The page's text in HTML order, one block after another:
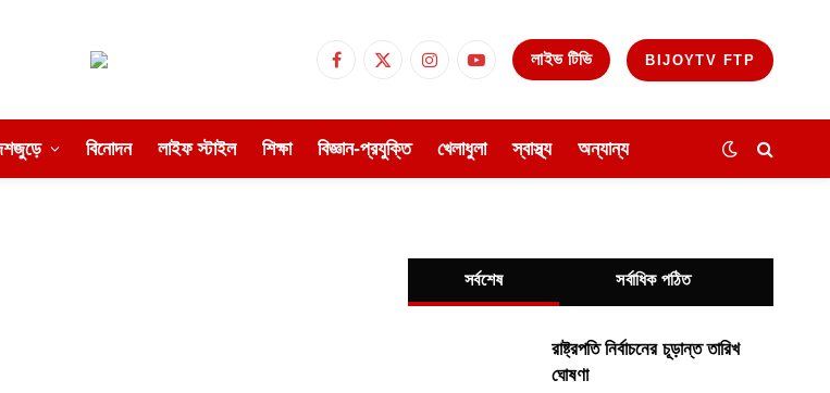
Facebook
X
InstagramYouTube
লাইভ টিভি BIJOYTV FTP
বিনোদন লাইফ স্টাইল শিক্ষা বিজ্ঞান-প্রযুক্তি খেলাধুলা স্বাস্থ্য অন্যান্য
সর্বশেষ সর্বাধিক পঠিত
রাষ্ট্রপতি নির্বাচনের চূড়ান্ত তারিখ
ঘোষণা